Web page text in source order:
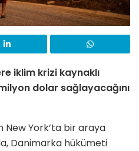
iklim krizi kaynaklı
dolar sağlayacağını
New York’ta bir araya
Danimarka hükümeti